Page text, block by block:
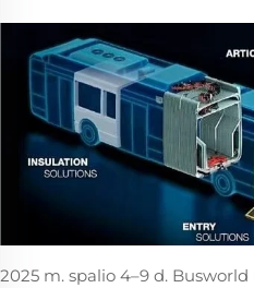
2025 m. spalio 4–9 d.